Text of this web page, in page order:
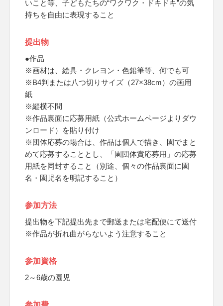
いこと等、子どもたちの“ワクワク・ドキドキ”の気
持ちを自由に表現すること
提出物
●作品
※画材は、絵具・クレヨン・色鉛筆等、何でも可
※B4判または八つ切りサイズ（27×38cm）の画用
紙
※縦横不問
※作品裏面に応募用紙（公式ホームページよりダウ
ンロード）を貼り付け
※団体応募の場合は、作品は個人で描き、園でまと
めて応募することとし、「園団体賞応募用」の応募
用紙を同封すること（別途、個々の作品裏面に園
名・園児名を明記すること）
参加方法
提出物を下記提出先まで郵送または宅配便にて送付
※作品が折れ曲がらないよう注意すること
参加資格
2～6歳の園児